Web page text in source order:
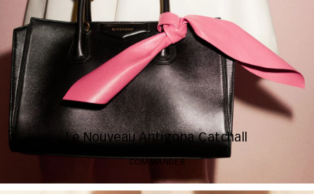
Le Nouveau Antigona Catchall
COMMANDER